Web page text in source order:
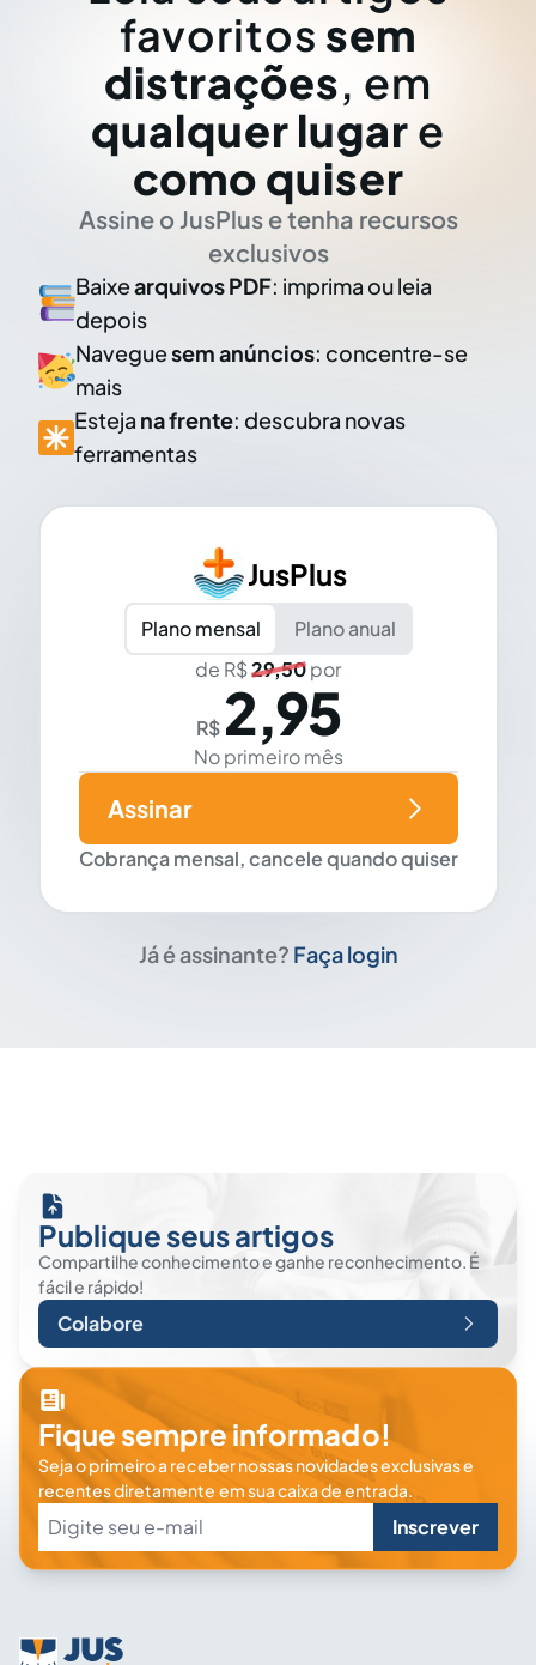
favoritos sem
distrações, em
qualquer lugar e
como quiser
Assine o JusPlus e tenha recursos
exclusivos
Baixearquivos PDF: imprima ou leia
depois
Naveguesem anúncios: concentre-se
mais
Esteja na frente: descubra novas
ferramentas
JusPlus
Plano mensal
Plano anual
de R$29,50por
R$ 2,95
No primeiro mês
Cobrança mensal, cancele quando quiser
Assinar
Já é assinante? Faça login
Publique seus artigos
Compartilhe conhecimento e ganhe reconhecimento. É
fácil e rápido!
Colabore
Fique sempre informado!
Seja o primeiro a receber nossas novidades exclusivas e
recentes diretamente em sua caixa de entrada.
Inscrever